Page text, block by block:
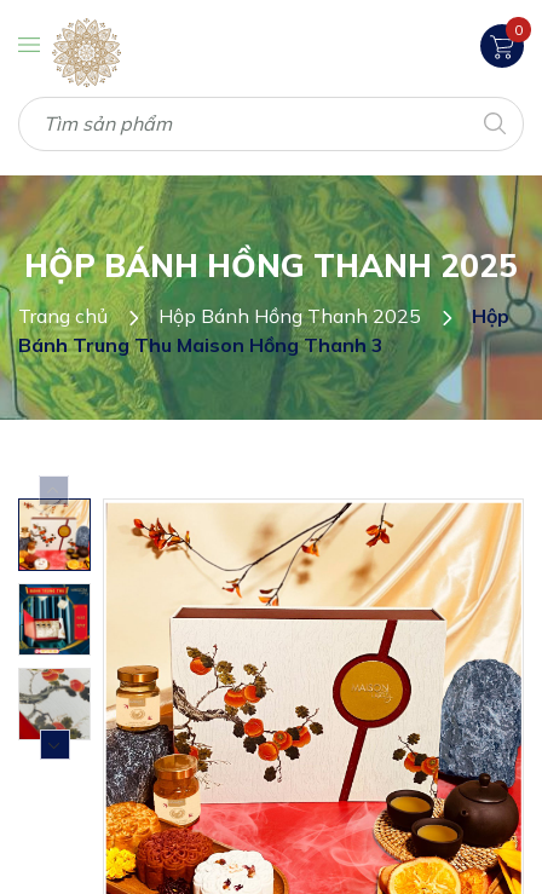
0
HỘP BÁNH HỒNG THANH 2025
Trang chủ Hộp Bánh Hồng Thanh 2025
Hộp
Bánh Trung Thu Maison Hồng Thanh 3